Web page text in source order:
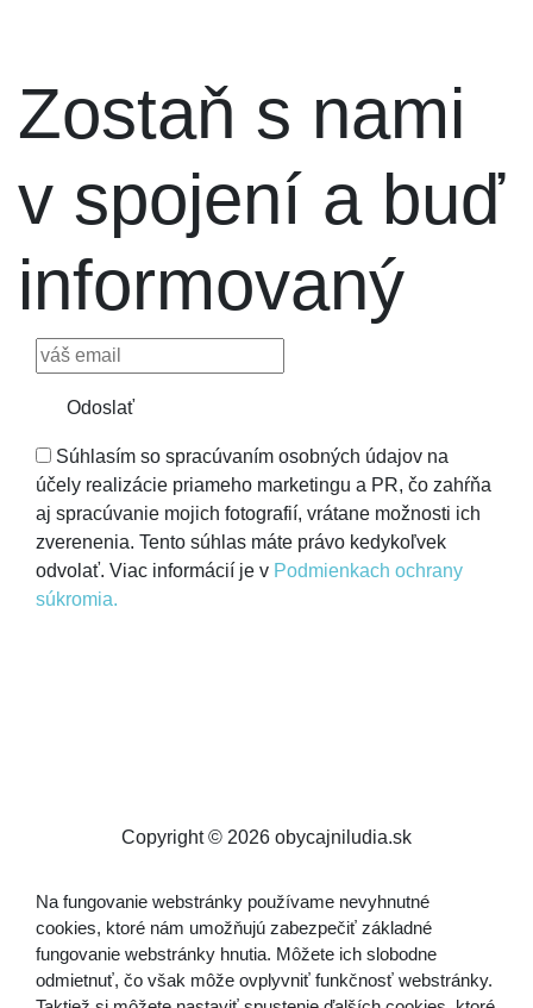
Zostaň s nami
v spojení a buď
informovaný
Odoslať
Súhlasím so spracúvaním osobných údajov na
účely realizácie priameho marketingu a PR, čo zahŕňa
aj spracúvanie mojich fotografií, vrátane možnosti ich
zverenenia. Tento súhlas máte právo kedykoľvek
odvolať. Viac informácií je v Podmienkach ochrany
súkromia.
Copyright © 2026 obycajniludia.sk
Na fungovanie webstránky používame nevyhnutné
cookies, ktoré nám umožňujú zabezpečiť základné
fungovanie webstránky hnutia. Môžete ich slobodne
odmietnuť, čo však môže ovplyvniť funkčnosť webstránky.